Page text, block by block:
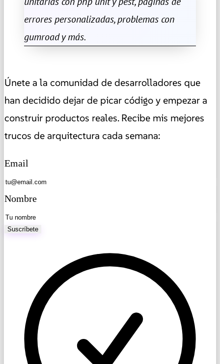
errores personalizadas, problemas con
gumroad y más.
Únete a la comunidad de desarrolladores que
han decidido dejar de picar código y empezar a
construir productos reales. Recibe mis mejores
trucos de arquitectura cada semana:
Email
Nombre
Suscríbete